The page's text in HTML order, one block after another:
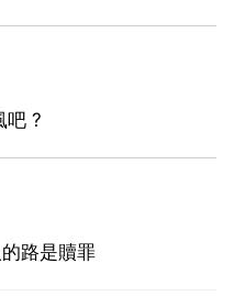
吧 ?
路是贖罪